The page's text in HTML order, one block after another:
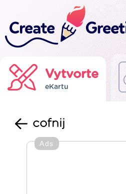
Vytvorte
eKartu
cofnij
Ads